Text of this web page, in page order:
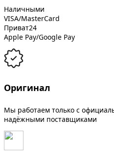
Наличными
VISA/MasterCard
Приват24
Apple Pay/Google Pay
Оригинал
Мы работаем только с
надёжными поставщиками